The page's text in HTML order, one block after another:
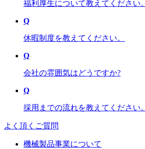
福利厚生について教えてください。
Q
休暇制度を教えてください。
Q
会社の雰囲気はどうですか?
Q
採用までの流れを教えてください。
よく頂くご質問
機械製品事業について